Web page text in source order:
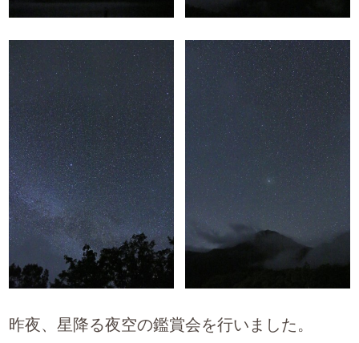
昨夜、星降る夜空の鑑賞会を行いました。